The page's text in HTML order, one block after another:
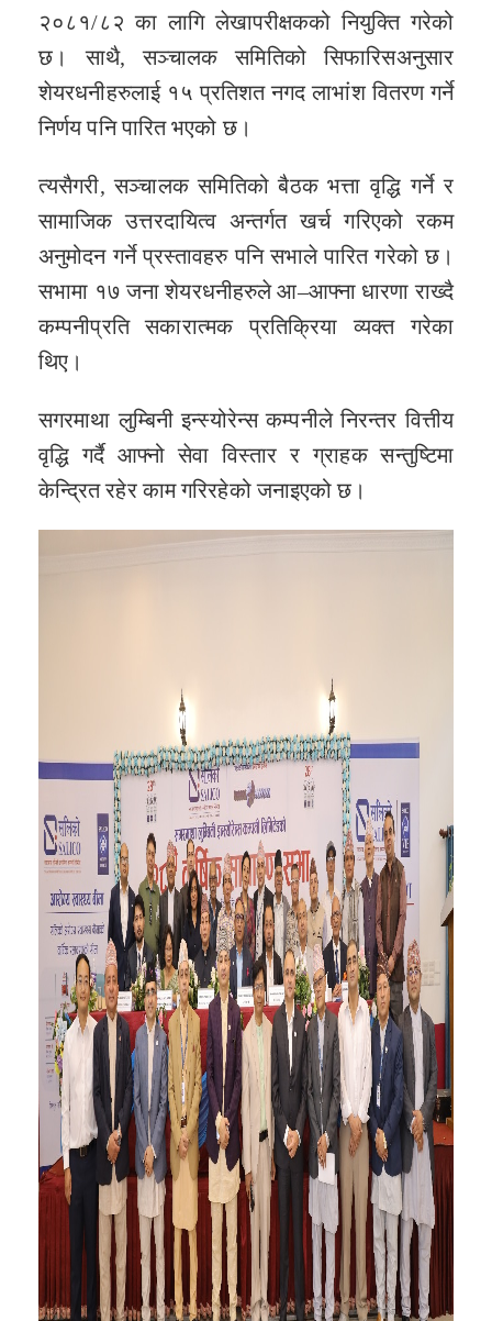
२०८१/८२ का लागि लेखापरीक्षकको नियुक्ति गरेको
छ। साथै, सञ्चालक समितिको सिफारिसअनुसार
शेयरधनीहरुलाई १५ प्रतिशत नगद लाभांश वितरण गर्ने
निर्णय पनि पारित भएको छ।
त्यसैगरी, सञ्चालक समितिको बैठक भत्ता वृद्धि गर्ने र
सामाजिक उत्तरदायित्व अन्तर्गत खर्च गरिएको रकम
अनुमोदन गर्ने प्रस्तावहरु पनि सभाले पारित गरेको छ।
सभामा १७ जना शेयरधनीहरुले आ–आफ्ना धारणा राख्दै
कम्पनीप्रति सकारात्मक प्रतिक्रिया व्यक्त गरेका
थिए।
सगरमाथा लुम्बिनी इन्स्योरेन्स कम्पनीले निरन्तर वित्तीय
वृद्धि गर्दै आफ्नो सेवा विस्तार र ग्राहक सन्तुष्टिमा
केन्द्रित रहेर काम गरिरहेको जनाइएको छ।